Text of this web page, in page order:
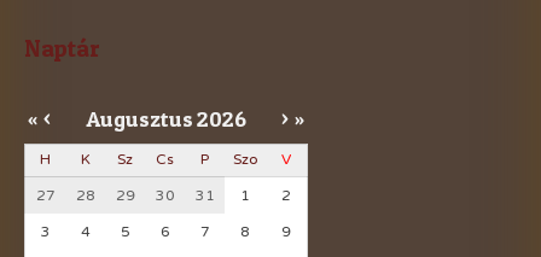
Naptár
« < Augusztus2026 > »
H K Sz Cs P Szo V
27 28 29 30 31 1 2
3 4 5 6 7 8 9